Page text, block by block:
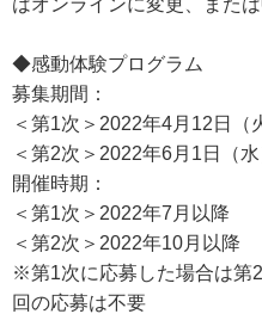
はオンラインに変更、また
◆感動体験プログラム
募集期間：
＜第1次＞2022年4月12日（
＜第2次＞2022年6月1日（
開催時期：
＜第1次＞2022年7月以降
＜第2次＞2022年10月以降
※第1次に応募した場合は第
回の応募は不要